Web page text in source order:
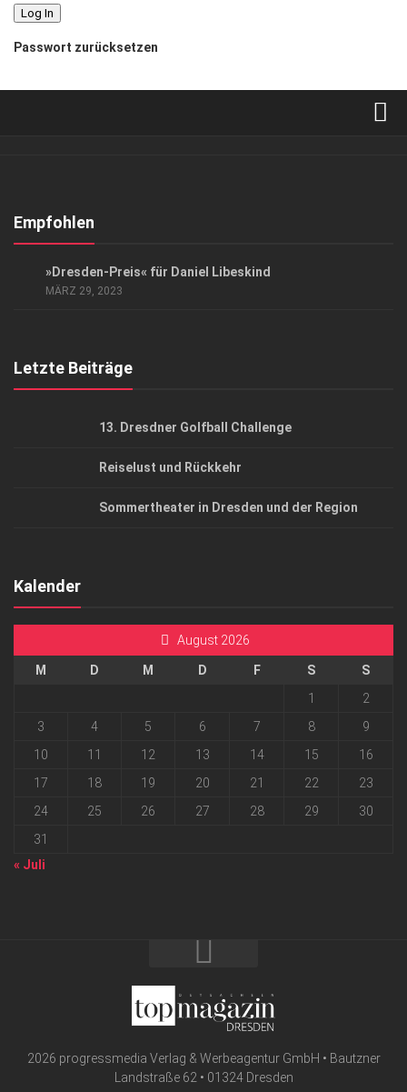
Passwort zurücksetzen
Kontakt, Impressum
Empfohlen
»Dresden-Preis« für Daniel Libeskind
MÄRZ 29, 2023
Letzte Beiträge
13. Dresdner Golfball Challenge
Reiselust und Rückkehr
Sommertheater in Dresden und der Region
Kalender
August 2026
M D M D F S
S
1
2
3
4 5 6 7 8
9
10
11 12 13 14 15
16
17
18 19 20 21 22
23
24
25 26 27 28 29
30
31
« Juli
2026 progressmedia Verlag & Werbeagentur GmbH • Bautzner
Landstraße 62 • 01324 Dresden